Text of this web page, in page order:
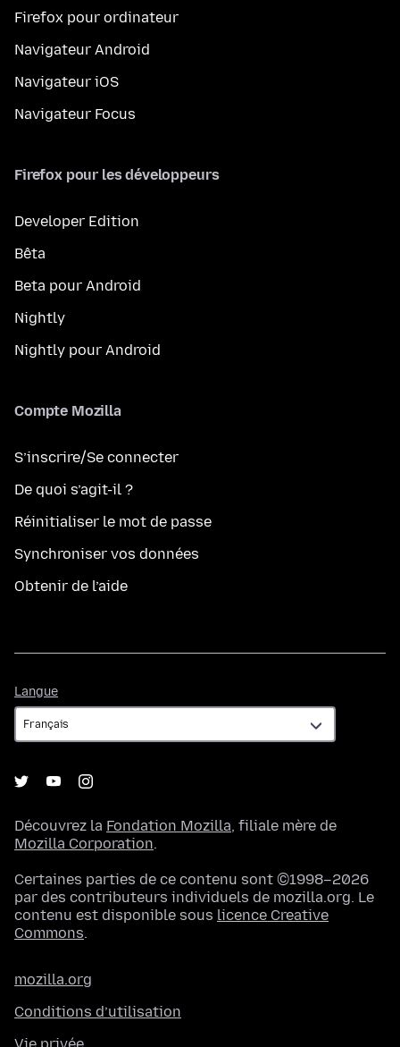
Firefox pour ordinateur
Navigateur Android
Navigateur iOS
Navigateur Focus
Firefox pour les développeurs
Developer Edition
Bêta
Beta pour Android
Nightly
Nightly pour Android
Compte Mozilla
S’inscrire/Se connecter
De quoi s’agit-il ?
Réinitialiser le mot de passe
Synchroniser vos données
Obtenir de l’aide
Langue
Découvrez la Fondation Mozilla, filiale mère de
Mozilla Corporation.
Certaines parties de ce contenu sont ©1998–2026
par des contributeurs individuels de mozilla.org. Le
contenu est disponible sous licence Creative
Commons.
mozilla.org
Conditions d’utilisation